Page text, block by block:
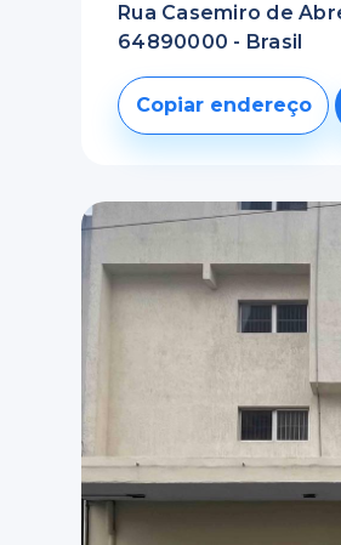
Rua Casemiro de
64890000 - Brasil
Copiar endereço